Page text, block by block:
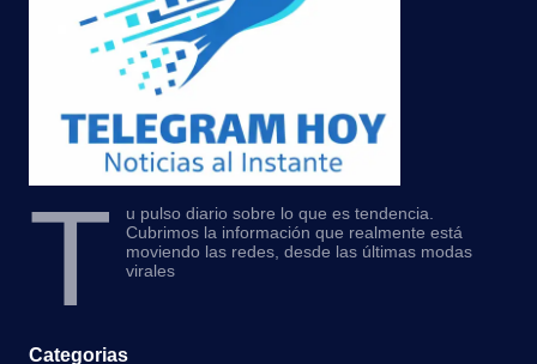
T
u pulso diario sobre lo que es tendencia.
Cubrimos la información que realmente está
moviendo las redes, desde las últimas modas
virales
Categorias